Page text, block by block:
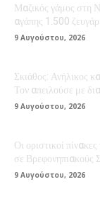
Μαζικός γάμος στη
αγάπης 1.500
9 Αυγούστου, 2026
Σκιάθος: Ανήλικος
Τον απειλούσε με
9 Αυγούστου, 2026
Οι οριστικοί
σε Βρεφονηπιακούς
9 Αυγούστου, 2026